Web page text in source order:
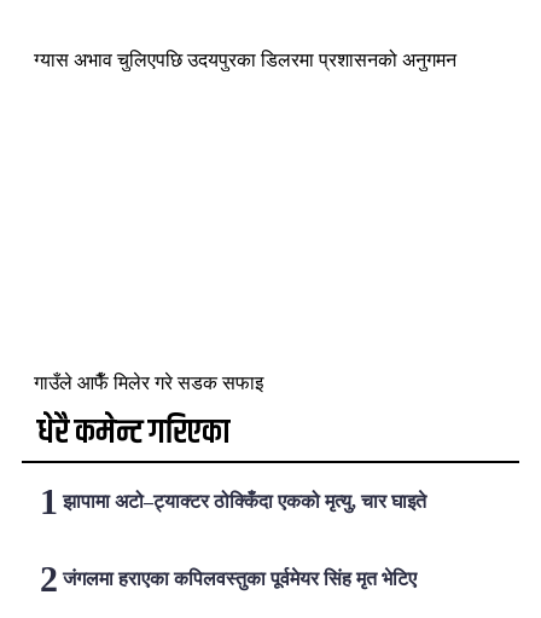
ग्यास अभाव चुलिएपछि उदयपुरका डिलरमा प्रशासनको अनुगमन
गाउँले आफैँ मिलेर गरे सडक सफाइ
धेरै कमेन्ट गरिएका
झापामा अटो–ट्याक्टर ठोक्किँदा एकको मृत्यु, चार घाइते
जंगलमा हराएका कपिलवस्तुका पूर्वमेयर सिंह मृत भेटिए